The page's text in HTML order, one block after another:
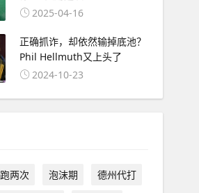
2025-04-16
正确抓诈，却依然输掉底池？
Phil Hellmuth又上头了
2024-10-23
跑两次 泡沫期
德州代打